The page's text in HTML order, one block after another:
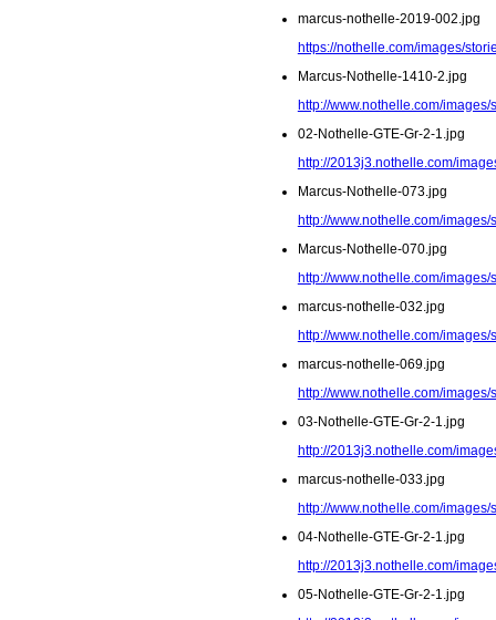
marcus-nothelle-2019-002.jpg
https://nothelle.com/images/
Marcus-Nothelle-1410-2.jpg
http://www.nothelle.com/
02-Nothelle-GTE-Gr-2-1.jpg
http://2013j3.nothelle.com/
Marcus-Nothelle-073.jpg
http://www.nothelle.com/
Marcus-Nothelle-070.jpg
http://www.nothelle.com/
marcus-nothelle-032.jpg
http://www.nothelle.com/
marcus-nothelle-069.jpg
http://www.nothelle.com/
03-Nothelle-GTE-Gr-2-1.jpg
http://2013j3.nothelle.com/
marcus-nothelle-033.jpg
http://www.nothelle.com/
04-Nothelle-GTE-Gr-2-1.jpg
http://2013j3.nothelle.com/
05-Nothelle-GTE-Gr-2-1.jpg